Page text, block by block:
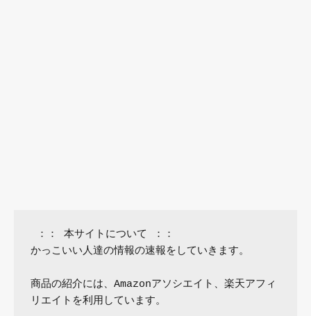
かっこいい人達の情報の速報をしていきます。
商品の紹介には、Amazonアソシエイト、楽天アフィ
リエイトを利用しています。